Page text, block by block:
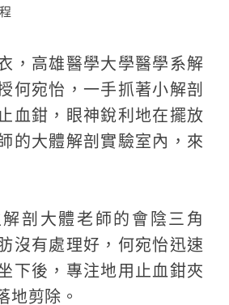
，高雄醫學大學醫學系解
何宛怡，一手抓著小解剖
血鉗，眼神銳利地在擺放
的大體解剖實驗室內，來
剖大體老師的會陰三角
沒有處理好，何宛怡迅速
下後，專注地用止血鉗夾
地剪除。